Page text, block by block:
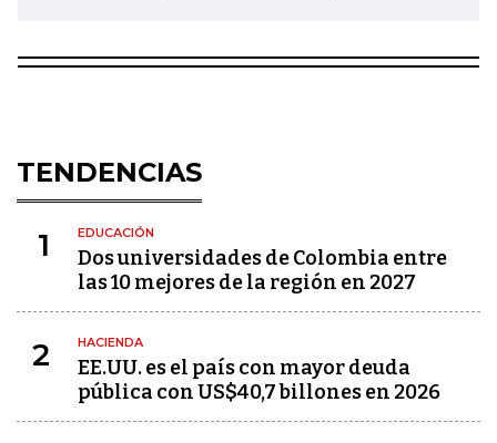
TENDENCIAS
1 EDUCACIÓN
Dos universidades de Colombia entre
las 10 mejores de la región en 2027
2 HACIENDA
EE.UU. es el país con mayor deuda
pública con US$40,7 billones en 2026